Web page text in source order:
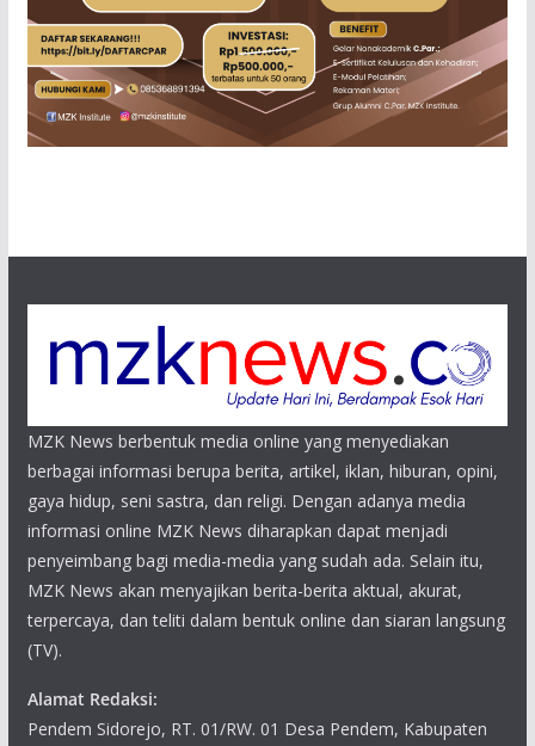
MZK News berbentuk media online yang menyediakan
berbagai informasi berupa berita, artikel, iklan, hiburan, opini,
gaya hidup, seni sastra, dan religi. Dengan adanya media
informasi online MZK News diharapkan dapat menjadi
penyeimbang bagi media-media yang sudah ada. Selain itu,
MZK News akan menyajikan berita-berita aktual, akurat,
terpercaya, dan teliti dalam bentuk online dan siaran langsung
(TV).
Alamat Redaksi:
Pendem Sidorejo, RT. 01/RW. 01 Desa Pendem, Kabupaten